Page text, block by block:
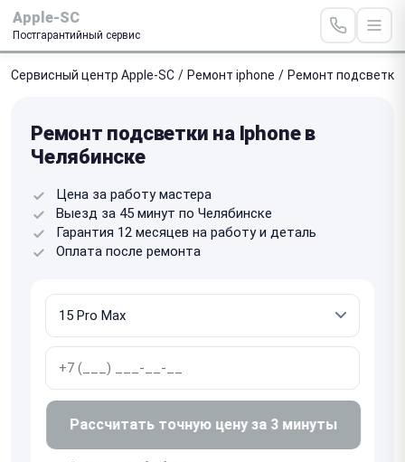
Apple-SC
Постгарантийный сервис
Сервисный центр Apple-SC / Ремонт iphone / Ремонт подсветки
Ремонт подсветки на Iphone в
Челябинске
Цена за работу мастера
Выезд за 45 минут по Челябинске
Гарантия 12 месяцев на работу и деталь
Оплата после ремонта
Рассчитать точную цену за 3 минуты